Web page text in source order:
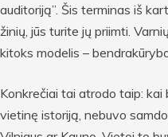
auditoriją”. Šis terminas iš
žinių, jūs turite jų priimti.
kitoks modelis –
Konkrečiai tai atrodo taip:
vietinę istoriją, nebuvo